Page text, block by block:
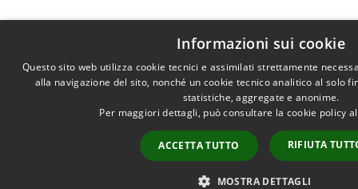
Informazioni sui cookie
Questo sito web utilizza cookie tecnici e assimilati strettamente
alla navigazione del sito, nonché un cookie tecnico analitico al solo
statistiche, aggregate e anonime.
Per maggiori dettagli, può consultare la cookie policy
ACCETTA TUTTO RIFIUTA
MOSTRA DETTAGLI